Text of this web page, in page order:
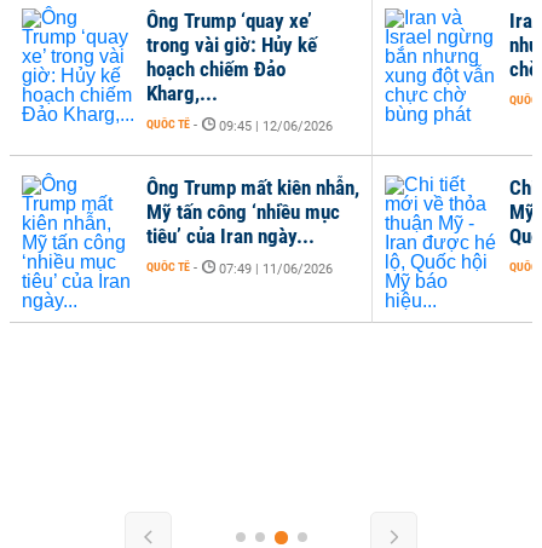
Chi
Mỹ
QUỐC
Ông Trump ‘quay xe’
trong vài giờ: Hủy kế
hoạch chiếm Đảo
Kharg,...
QUỐC TẾ - 09:45 | 12/06/2026
Ông Trump mất kiên nhẫn,
Mỹ tấn công ‘nhiều mục
tiêu’ của Iran ngày...
QUỐC TẾ - 07:49 | 11/06/2026
QUỐC